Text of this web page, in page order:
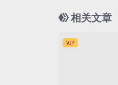
相关文章
VIP